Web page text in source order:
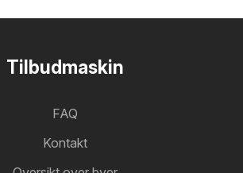
Tilbudmaskin
FAQ
Kontakt